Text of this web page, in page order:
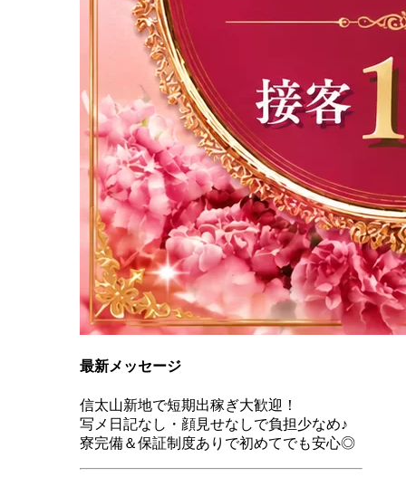
最新メッセージ
信太山新地で短期出稼ぎ大歓迎！
写メ日記なし・顔見せなしで負担少なめ♪
寮完備＆保証制度ありで初めてでも安心◎